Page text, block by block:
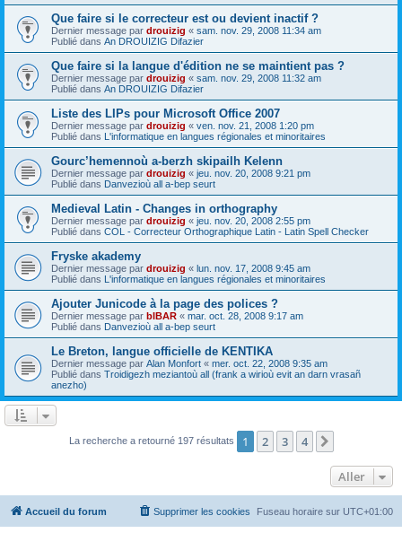
Que faire si le correcteur est ou devient inactif ?
Dernier message par drouizig « sam. nov. 29, 2008 11:34 am
Publié dans An DROUIZIG Difazier
Que faire si la langue d'édition ne se maintient pas ?
Dernier message par drouizig « sam. nov. 29, 2008 11:32 am
Publié dans An DROUIZIG Difazier
Liste des LIPs pour Microsoft Office 2007
Dernier message par drouizig « ven. nov. 21, 2008 1:20 pm
Publié dans L'informatique en langues régionales et minoritaires
Gourc’hemennoù a-berzh skipailh Kelenn
Dernier message par drouizig « jeu. nov. 20, 2008 9:21 pm
Publié dans Danvezioù all a-bep seurt
Medieval Latin - Changes in orthography
Dernier message par drouizig « jeu. nov. 20, 2008 2:55 pm
Publié dans COL - Correcteur Orthographique Latin - Latin Spell Checker
Fryske akademy
Dernier message par drouizig « lun. nov. 17, 2008 9:45 am
Publié dans L'informatique en langues régionales et minoritaires
Ajouter Junicode à la page des polices ?
Dernier message par bIBAR « mar. oct. 28, 2008 9:17 am
Publié dans Danvezioù all a-bep seurt
Le Breton, langue officielle de KENTIKA
Dernier message par Alan Monfort « mer. oct. 22, 2008 9:35 am
Publié dans Troidigezh meziantoù all (frank a wirioù evit an darn vrasañ
anezho)
La recherche a retourné 197 résultats 1 2 3 4
Aller
Accueil du forum Fuseau horaire sur UTC+01:00
Supprimer les cookies